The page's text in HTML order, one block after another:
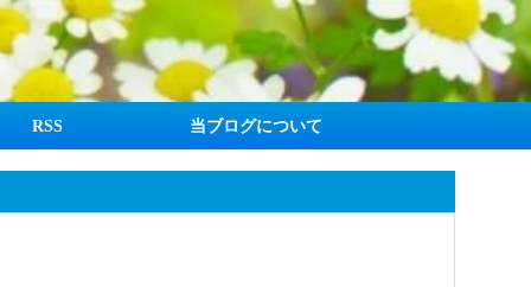
RSS 当ブログについて